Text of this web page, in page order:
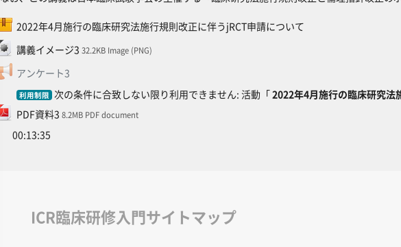
2022年4月施行の臨床研究法施行規則改正に伴うjRCT申請についてSCORMパッケージ
講義イメージ3ファイル32.2KB Image (PNG)
アンケート3フィードバック
利用制限 次の条件に合致しない限り利用できません: 活動「2022年4月施行の臨床研究法
PDF資料3
ファイル8.2MB PDF document
00:13:35
ICR臨床研修入門サイトマップ